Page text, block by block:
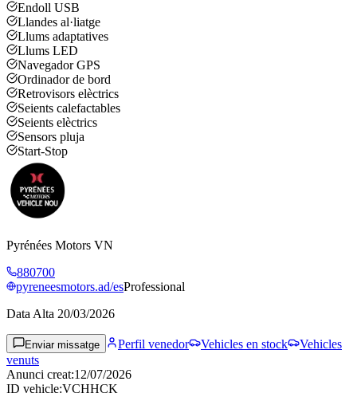
Endoll USB
Llandes al·liatge
Llums adaptatives
Llums LED
Navegador GPS
Ordinador de bord
Retrovisors elèctrics
Seients calefactables
Seients elèctrics
Sensors pluja
Start-Stop
Pyrénées Motors VN
880700
pyreneesmotors.ad/esProfessional
Data Alta 20/03/2026
Enviar missatge Perfil venedor Vehicles en stock
Vehicles
venuts
Anunci creat:12/07/2026
ID vehicle:VCHHCK